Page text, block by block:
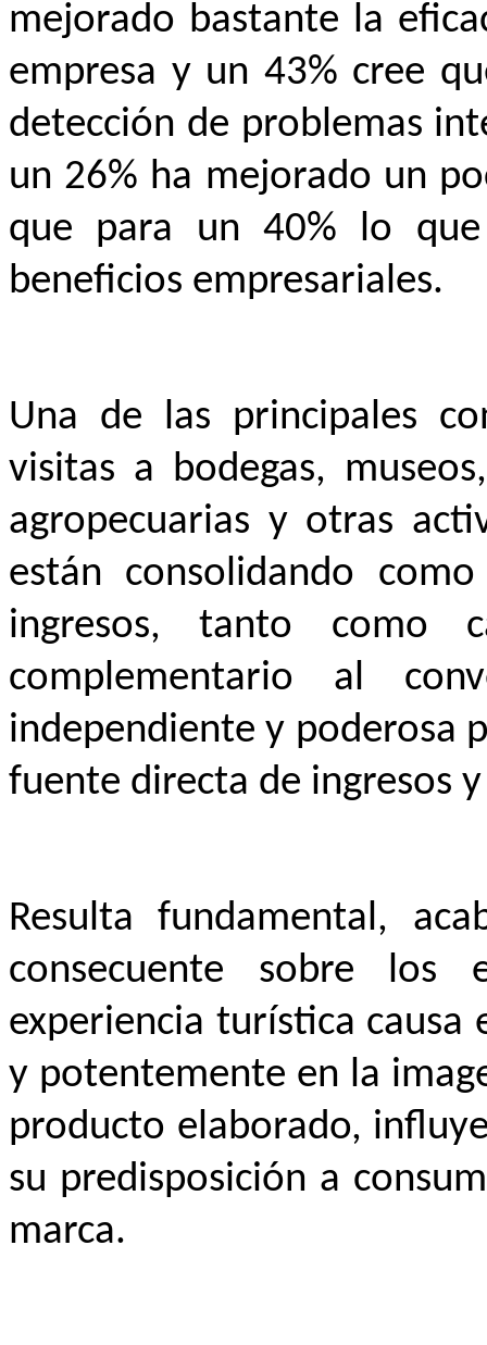
mejorado bastante la
empresa y un 43% cree
detección de problemas
un 26% ha mejorado un
que para un 40% lo
beneficios empresariales.
Una de las principales
visitas a bodegas,
agropecuarias y otras
están consolidando
ingresos, tanto como
complementario al
independiente y poderosa
fuente directa de ingresos
Resulta fundamental,
consecuente sobre los
experiencia turística
y potentemente en la
producto elaborado,
su predisposición a
marca.